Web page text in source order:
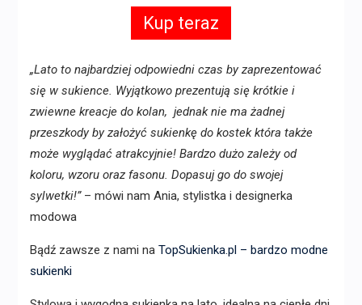
Kup teraz
„Lato to najbardziej odpowiedni czas by zaprezentować
się w sukience. Wyjątkowo prezentują się krótkie i
zwiewne kreacje do kolan, jednak nie ma żadnej
przeszkody by założyć sukienkę do kostek która także
może wyglądać atrakcyjnie! Bardzo dużo zależy od
koloru, wzoru oraz fasonu. Dopasuj go do swojej
sylwetki!”– mówi nam Ania, stylistka i designerka
modowa
Bądź zawsze z nami na TopSukienka.pl – bardzo modne
sukienki